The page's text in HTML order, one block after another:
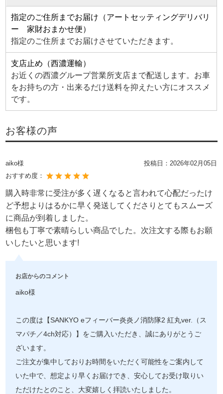
指定のご住所までお届け（アートセッティングデリバリ
ー 家財おまかせ便）
指定のご住所までお届けさせていただきます。
支店止め（西濃運輸）
お近くの西濃グループ営業所支店まで配送します。お車
をお持ちの方・出来るだけ送料を抑えたい方にオススメ
です。
お客様の声
aiko様 投稿日： 2026年02月05日
おすすめ度：
購入時非常に受注が多く遅くなると言われて心配だったけ
ど予想よりはるかに早く発送してくださりとてもスムーズ
に商品が到着しました。
梱包も丁寧で素晴らしい商品でした。次注文する際もお願
いしたいと思います!
お店からのコメント
aiko様
この度は【SANKYO eフィーバー炎炎ノ消防隊2 紅丸ver.（ス
マパチ／4ch対応）】をご購入いただき、誠にありがとうご
ざいます。
ご注文が集中しておりお時間をいただく可能性をご案内して
いた中で、想定より早くお届けでき、安心してお受け取りい
ただけたとのこと、大変嬉しく拝読いたしました。